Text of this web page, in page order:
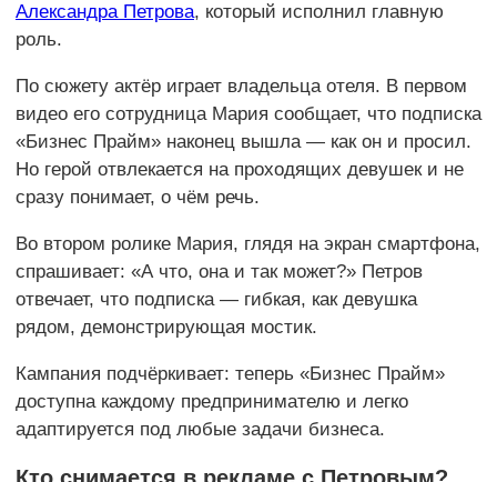
Александра Петрова, который исполнил главную
роль.
По сюжету актёр играет владельца отеля. В первом
видео его сотрудница Мария сообщает, что подписка
«Бизнес Прайм» наконец вышла — как он и просил.
Но герой отвлекается на проходящих девушек и не
сразу понимает, о чём речь.
Во втором ролике Мария, глядя на экран смартфона,
спрашивает: «А что, она и так может?» Петров
отвечает, что подписка — гибкая, как девушка
рядом, демонстрирующая мостик.
Кампания подчёркивает: теперь «Бизнес Прайм»
доступна каждому предпринимателю и легко
адаптируется под любые задачи бизнеса.